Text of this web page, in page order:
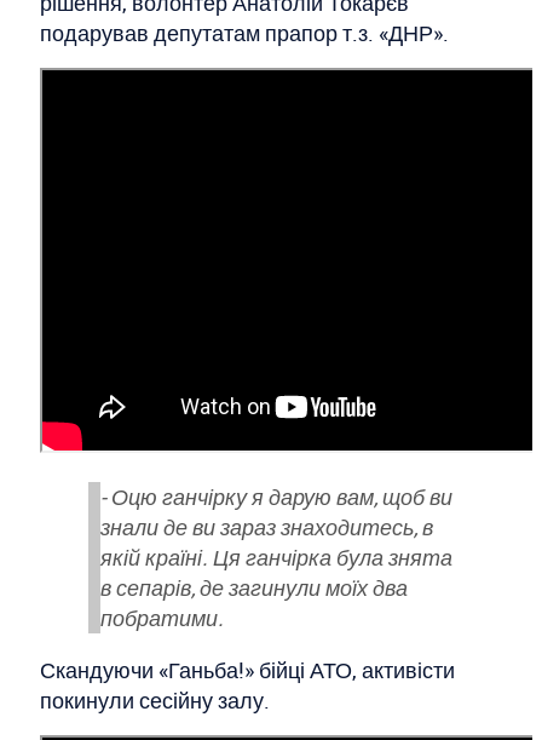
подарував депутатам прапор т.з. «ДНР».
- Оцю ганчірку я дарую вам, щоб ви
знали де ви зараз знаходитесь, в
якій країні. Ця ганчірка була знята
в сепарів, де загинули моїх два
побратими.
Скандуючи «Ганьба!» бійці АТО, активісти
покинули сесійну залу.